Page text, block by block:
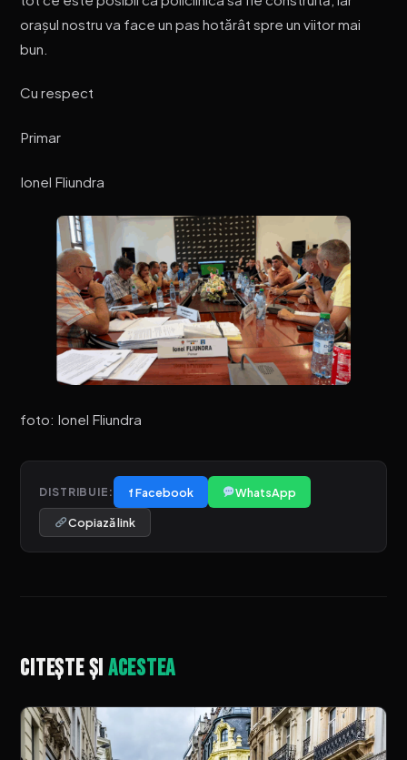
orașul nostru va face un pas hotărât spre un viitor mai
bun.
Cu respect
Primar
Ionel Fliundra
foto: Ionel Fliundra
DISTRIBUIE: f Facebook WhatsApp
Copiază link
Citește șiacestea